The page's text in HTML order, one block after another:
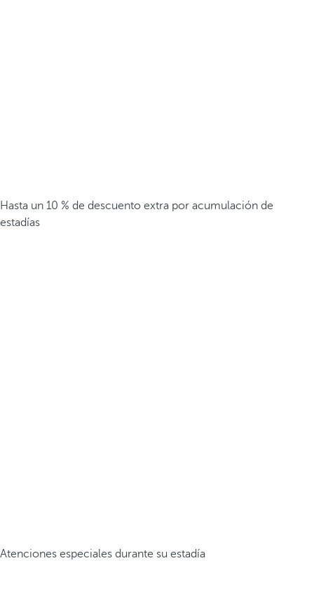
Hasta un 10 % de descuento extra por acumulación de
estadías
Atenciones especiales durante su estadía